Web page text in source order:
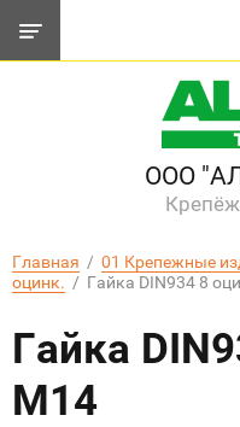
ООО
Главная
  /
01 Крепежные
оцинк.
/  Гайка DIN934 8
Гайка
M14